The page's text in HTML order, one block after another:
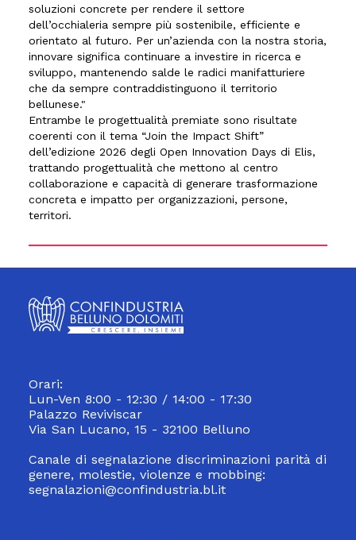
soluzioni concrete per rendere il settore
dell’occhialeria sempre più sostenibile, efficiente e
orientato al futuro. Per un’azienda con la nostra storia,
innovare significa continuare a investire in ricerca e
sviluppo, mantenendo salde le radici manifatturiere
che da sempre contraddistinguono il territorio
bellunese."
Entrambe le progettualità premiate sono risultate
coerenti con il tema “Join the Impact Shift”
dell’edizione 2026 degli Open Innovation Days di Elis,
trattando progettualità che mettono al centro
collaborazione e capacità di generare trasformazione
concreta e impatto per organizzazioni, persone,
territori.
Orari:
Lun-Ven 8:00 - 12:30 / 14:00 - 17:30
Palazzo Reviviscar
Via San Lucano, 15 - 32100 Belluno
Canale di segnalazione discriminazioni parità di
genere, molestie, violenze e mobbing:
segnalazioni@confindustria.bl.it